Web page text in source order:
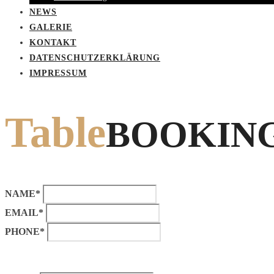
NEWS
GALERIE
KONTAKT
DATENSCHUTZERKLÄRUNG
IMPRESSUM
Table
NAME*
EMAIL*
PHONE*